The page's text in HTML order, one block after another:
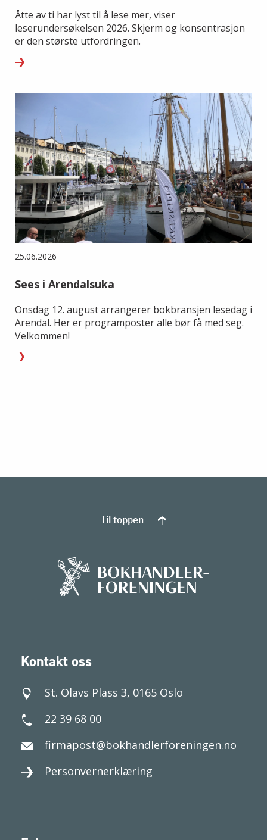
Åtte av ti har lyst til å lese mer, viser
leserundersøkelsen 2026. Skjerm og konsentrasjon
er den største utfordringen.
25.06.2026
Sees i Arendalsuka
Onsdag 12. august arrangerer bokbransjen lesedag i
Arendal. Her er programposter alle bør få med seg.
Velkommen!
Kontakt oss
St. Olavs Plass 3, 0165 Oslo
22 39 68 00
firmapost@bokhandlerforeningen.no
Personvernerklæring
Til toppen